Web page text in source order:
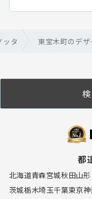
ッタ 東宝木町のデ
都
北海道青森宮城秋田山形
茨城栃木埼玉千葉東京